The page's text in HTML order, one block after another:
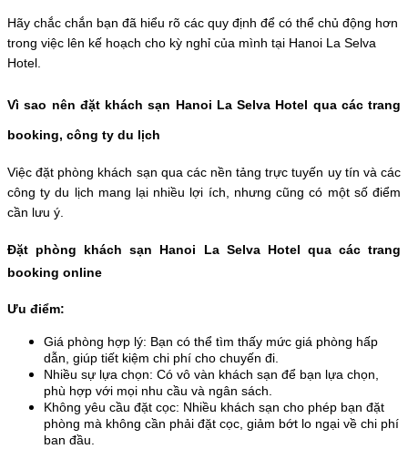
Hãy chắc chắn bạn đã hiểu rõ các quy định để có thể chủ động hơn
trong việc lên kế hoạch cho kỳ nghỉ của mình tại Hanoi La Selva
Hotel.
Vì sao nên đặt khách sạn Hanoi La Selva Hotel qua các trang
booking, công ty du lịch
Việc đặt phòng khách sạn qua các nền tảng trực tuyến uy tín và các
công ty du lịch mang lại nhiều lợi ích, nhưng cũng có một số điểm
cần lưu ý.
Đặt phòng khách sạn Hanoi La Selva Hotel qua các trang
booking online
Ưu điểm:
Giá phòng hợp lý: Bạn có thể tìm thấy mức giá phòng hấp
dẫn, giúp tiết kiệm chi phí cho chuyến đi.
Nhiều sự lựa chọn: Có vô vàn khách sạn để bạn lựa chọn,
phù hợp với mọi nhu cầu và ngân sách.
Không yêu cầu đặt cọc: Nhiều khách sạn cho phép bạn đặt
phòng mà không cần phải đặt cọc, giảm bớt lo ngại về chi phí
ban đầu.